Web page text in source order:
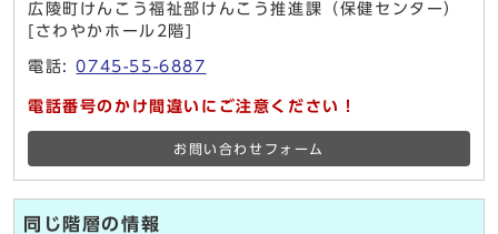
広陵町けんこう福祉部けんこう推進課（保健センター）
[さわやかホール2階]
電話:0745-55-6887
電話番号のかけ間違いにご注意ください！
お問い合わせフォーム
同じ階層の情報